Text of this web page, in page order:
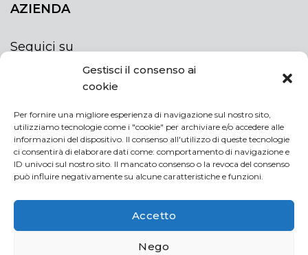
Gestisci il consenso ai
cookie
Per fornire una migliore esperienza di navigazione sul nostro sito,
utilizziamo tecnologie come i "cookie" per archiviare e/o accedere alle
informazioni del dispositivo. Il consenso all'utilizzo di queste tecnologie
ci consentirà di elaborare dati come: comportamento di navigazione e
ID univoci sul nostro sito. Il mancato consenso o la revoca del consenso
può influire negativamente su alcune caratteristiche e funzioni.
Accetto
Nego
AZIENDA
Seguici su
ISCRIVITI ALLA NEWSLETTER
Rimani sempre aggiornato iscrivendoti alla
newsletter
NEWSLETTER
Acconsento al trattamento dei miei dati personali
If